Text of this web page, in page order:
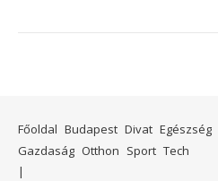
Főoldal Budapest Divat Egészség
Gazdaság Otthon Sport Tech